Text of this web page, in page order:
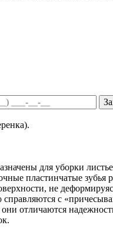
для уборки
пластинчатые зубья
не
с
отличаются